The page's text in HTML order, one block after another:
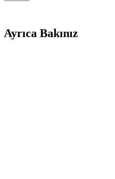
Ayrıca Bakınız
Diş sağlığı için doğru diş macunu
Diş Eti Güçlendiren Diş
Diş eti güçlendiren diş macunları,